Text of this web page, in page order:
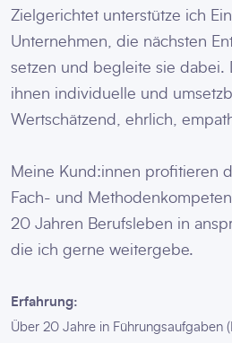
Zielgerichtet unterstütze ich
Unternehmen, die nächsten
setzen und begleite sie dabei.
ihnen individuelle und
Wertschätzend, ehrlich,
Meine Kund:innen profitieren
Fach- und
20 Jahren Berufsleben in
die ich gerne weitergebe.
Erfahrung:
Über 20 Jahre in Führungsaufgaben